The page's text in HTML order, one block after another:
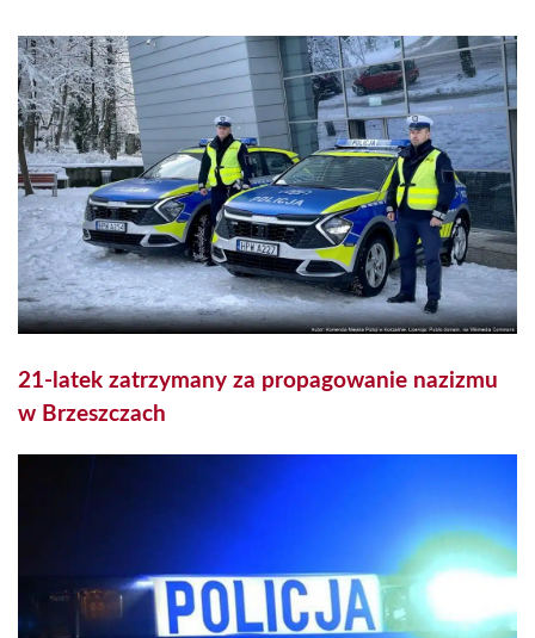
21-latek zatrzymany za propagowanie nazizmu
w Brzeszczach